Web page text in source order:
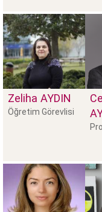
Zeliha AYDIN
Öğretim Görevlisi